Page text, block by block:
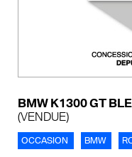
BMW K1300 GT
(VENDUE)
OCCASION BMW